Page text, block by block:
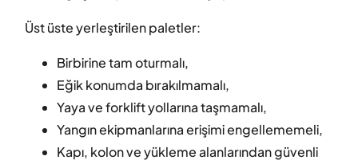
Üst üste yerleştirilen paletler:
Birbirine tam oturmalı,
Eğik konumda bırakılmamalı,
Yaya ve forklift yollarına taşmamalı,
Yangın ekipmanlarına erişimi engellememeli,
Kapı, kolon ve yükleme alanlarından güvenli